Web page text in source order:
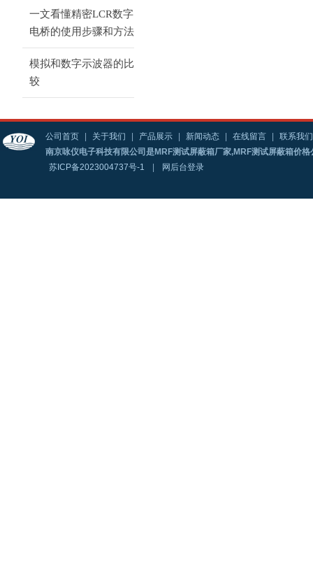
一文看懂精密LCR数字
电桥的使用步骤和方法
模拟和数字示波器的比
较
公司首页 关于我们 产品展示 新闻动态 在线留言
联系我们
南京咏仪电子科技有限公司是MRF测试屏蔽箱厂家,MRF测试屏蔽箱价
苏ICP备2023004737号-1
网后台登录